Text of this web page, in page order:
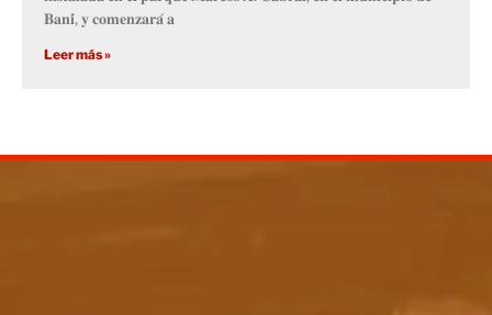
𝐁𝐚𝐧𝐢́, 𝐲 𝐜𝐨𝐦𝐞𝐧𝐳𝐚𝐫𝐚́ 𝐚
Leer más »